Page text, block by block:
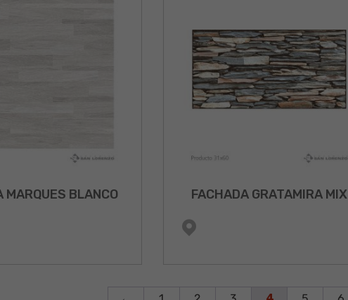
MARQUES BLANCO FACHADA GRATAMIRA MIX